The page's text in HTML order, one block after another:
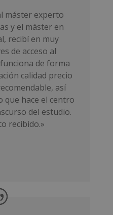
máster experto
y el máster en
recibí en muy
de acceso al
de forma
calidad precio
así
que hace el centro
del estudio.
recibido.»